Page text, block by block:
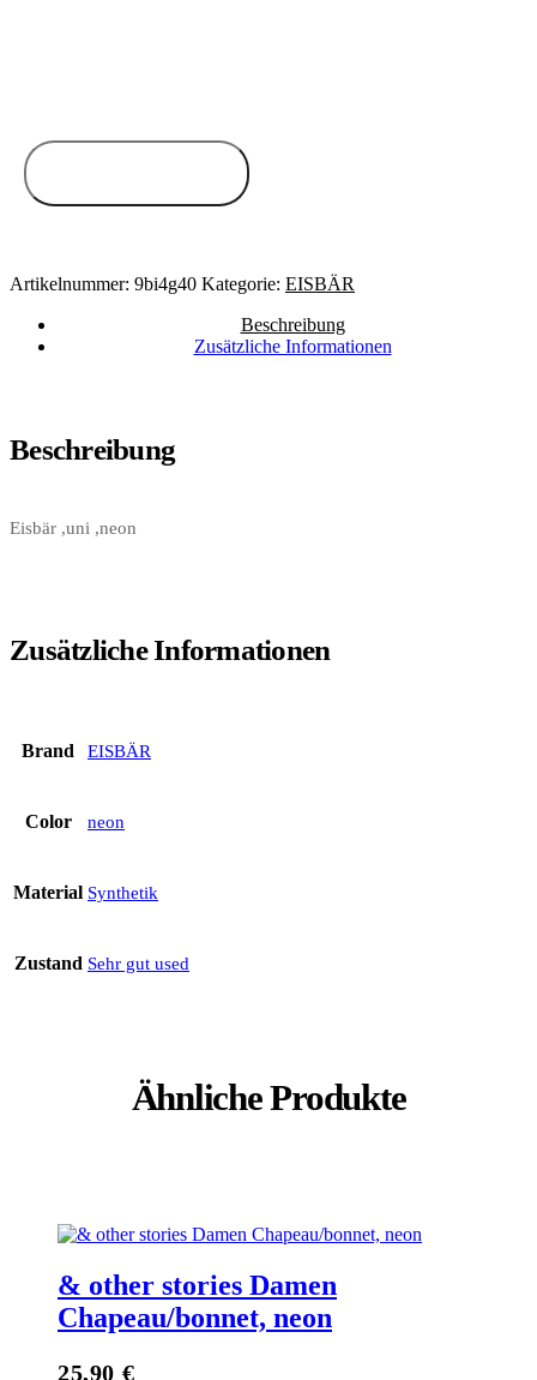
Artikelnummer: 9bi4g40 Kategorie: EISBÄR
Beschreibung
Zusätzliche Informationen
Beschreibung
Eisbär ,uni ,neon
Zusätzliche Informationen
Brand EISBÄR
Color neon
Material Synthetik
Zustand Sehr gut used
Ähnliche Produkte
& other stories Damen
Chapeau/bonnet, neon
25,90 €